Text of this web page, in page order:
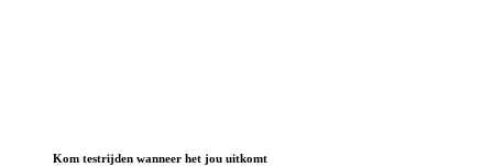
Kom testrijden wanneer het jou uitkomt